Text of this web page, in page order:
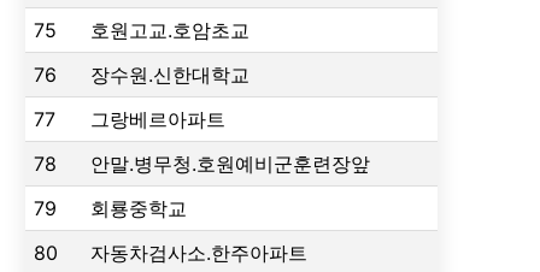
75
호원고교.호암초교
76
장수원.신한대학교
77
그랑베르아파트
78
안말.병무청.호원예비군훈련장앞
79
회룡중학교
80
자동차검사소.한주아파트